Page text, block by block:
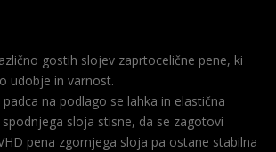
gostih slojev zaprtocelične pene, ki
udobje in varnost.
na podlago se lahka in elastična
sloja stisne, da se zagotovi
pena zgornjega sloja pa ostane stabilna